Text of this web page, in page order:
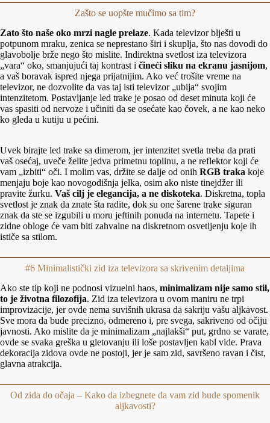
Zašto se uopšte mučimo sa tim?
Zato što naše oko mrzi nagle prelaze. Kada televizor blješti u
potpunom mraku, zenica se neprestano širi i skuplja, što nas dovodi do
glavobolje brže nego što mislite. Indirektna svetlost iza televizora
„vara“ oko, smanjujući taj kontrast i čineći sliku na ekranu jasnijom,
a vaš boravak ispred njega prijatnijim. Ako već trošite vreme na
televizor, ne dozvolite da vas taj isti televizor „ubija“ svojim
intenzitetom. Postavljanje led trake je posao od deset minuta koji će
vas spasiti od nervoze i učiniti da se osećate kao čovek, a ne kao neko
ko gleda u kutiju u pećini.
Uvek birajte led trake sa dimerom, jer intenzitet svetla treba da prati
vaš osećaj, uveče želite jedva primetnu toplinu, a ne reflektor koji će
vam „izbiti“ oči. I molim vas, držite se dalje od onih RGB traka koje
menjaju boje kao novogodišnja jelka, osim ako niste tinejdžer ili
pravite žurku. Vaš cilj je elegancija, a ne diskoteka. Diskretna, topla
svetlost je znak da znate šta radite, dok su one šarene trake siguran
znak da ste se izgubili u moru jeftinih ponuda na internetu. Tapete i
zidne obloge će vam biti zahvalne na diskretnom osvetljenju koje ih
ističe sa stilom.
#6 Minimalistički zid iza televizora sa skrivenim detaljima
Ako ste tip koji ne podnosi vizuelni haos, minimalizam nije samo stil,
to je životna filozofija. Zid iza televizora u ovom maniru ne trpi
improvizacije, jer ovde nema suvišnih ukrasa da sakriju vašu aljkavost.
Sve mora da bude precizno, odmereno i, pre svega, sakriveno od očiju
javnosti. Ako mislite da je minimalizam „najlakši“ put, grdno se varate,
ovde se svaka greška u gletovanju ili loše postavljen kabl vide. Prava
dekoracija zidova ovde ne postoji, jer je sam zid, savršeno ravan i čist,
glavna atrakcija.
Od zida do očaja – Kako da izbegnete da vam zid bude spomenik
aljkavosti?